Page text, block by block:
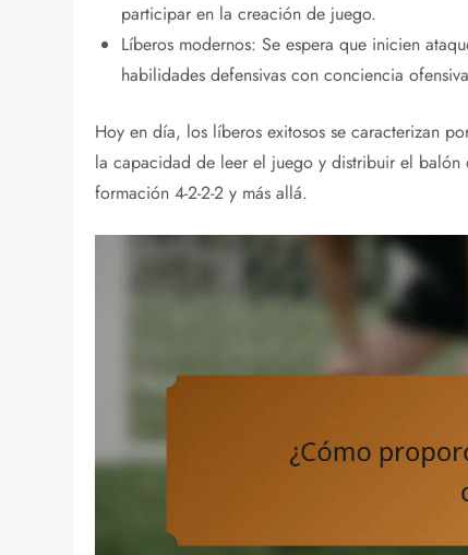
participar en la creación de juego.
Líberos modernos: Se espera que inicien
habilidades defensivas con conciencia
Hoy en día, los líberos exitosos se caracterizan
la capacidad de leer el juego y distribuir el
formación 4-2-2-2 y más allá.